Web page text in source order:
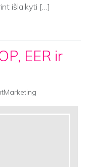
išlaikyti […]
EER ir